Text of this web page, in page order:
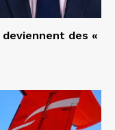
des «